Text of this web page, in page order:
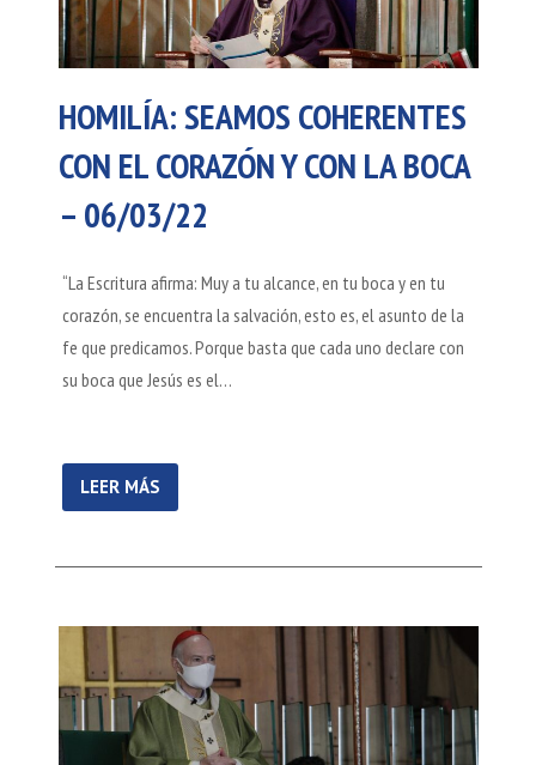
HOMILÍA: SEAMOS COHERENTES
CON EL CORAZÓN Y CON LA BOCA
– 06/03/22
“La Escritura afirma: Muy a tu alcance, en tu boca y en tu
corazón, se encuentra la salvación, esto es, el asunto de la
fe que predicamos. Porque basta que cada uno declare con
su boca que Jesús es el…
LEER MÁS